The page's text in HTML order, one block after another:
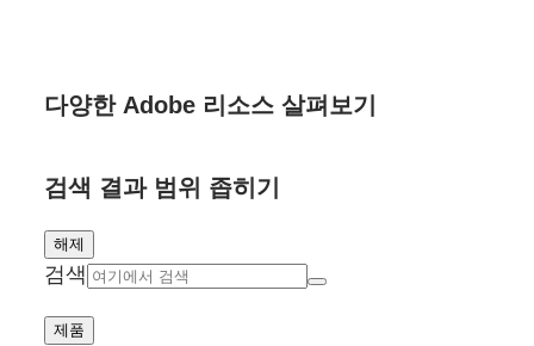
다양한 Adobe 리소스 살펴보기
검색 결과 범위 좁히기
해제
검색
제품